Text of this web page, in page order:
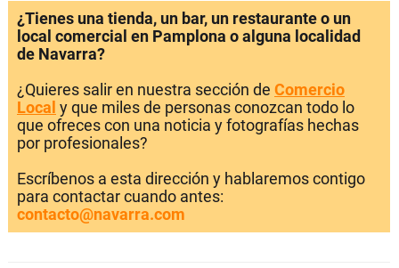
¿Tienes una tienda, un bar, un restaurante o un
local comercial en Pamplona o alguna localidad
de Navarra?
¿Quieres salir en nuestra sección de Comercio
Local y que miles de personas conozcan todo lo
que ofreces con una noticia y fotografías hechas
por profesionales?
Escríbenos a esta dirección y hablaremos contigo
para contactar cuando antes:
contacto@navarra.com